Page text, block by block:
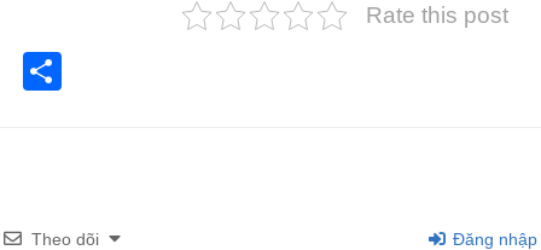
Rate this post
Theo dõi Đăng nhập